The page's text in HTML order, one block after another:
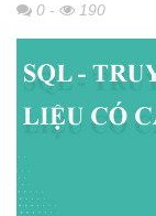
0 - 190